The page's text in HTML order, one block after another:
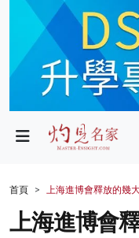
政局
財經
生活
首頁 上海進博會釋放的幾
上海進博會